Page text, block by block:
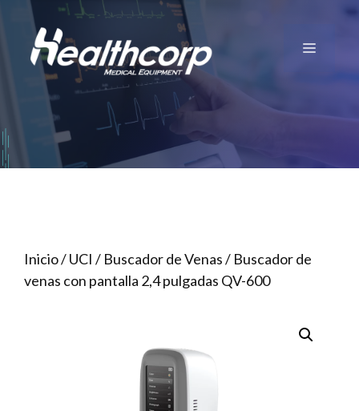
Saltar
contenido
Menú
Inicio/UCI / Buscador de Venas/ Buscador de
venas con pantalla 2,4 pulgadas QV-600